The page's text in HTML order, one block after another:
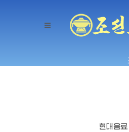
현대음료